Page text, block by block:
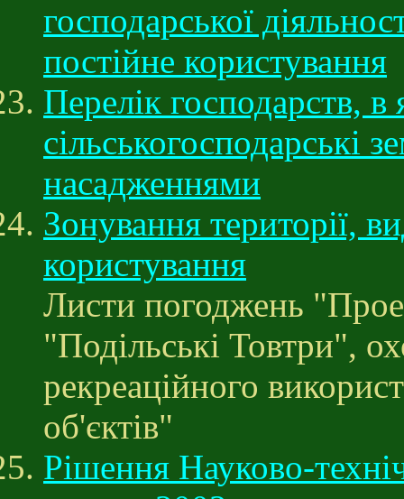
господарської
постійне користування
Перелік господарств,
сільськогосподарські
насадженнями
Зонування території,
користування
Листи погоджень
"Подільські Товтри",
рекреаційного
об'єктів"
Рішення Науково-